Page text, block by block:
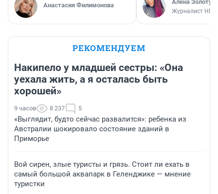
Анастасия Филимонова Алёна
Журналист НГС
РЕКОМЕНДУЕМ
Накипело у младшей сестры: «Она
уехала жить, а я осталась быть
хорошей»
9 часов 8 237 5
«Выглядит, будто сейчас развалится»: ребенка из
Австралии шокировало состояние зданий в
Приморье
Вой сирен, злые туристы и грязь. Стоит ли ехать в
самый большой аквапарк в Геленджике — мнение
туристки